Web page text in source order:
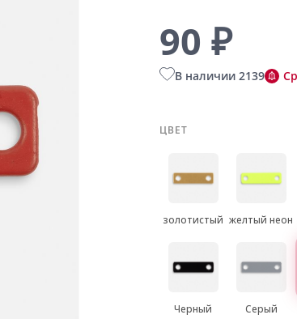
90 ₽
В наличии 2139
ЦВЕТ
золотистый желтый неон
Черный Серый